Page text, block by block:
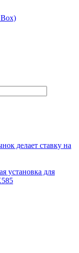
делает ставку на
установка для